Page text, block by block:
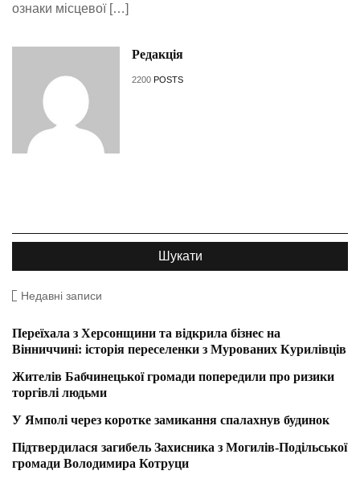
ознаки місцевої […]
Редакція
2200 POSTS
Недавні записи
Переїхала з Херсонщини та відкрила бізнес на
Вінниччині: історія переселенки з Мурованих Курилівців
Жителів Бабчинецької громади попередили про ризики
торгівлі людьми
У Ямполі через коротке замикання спалахнув будинок
Підтвердилася загибель Захисника з Могилів-Подільської
громади Володимира Котруци